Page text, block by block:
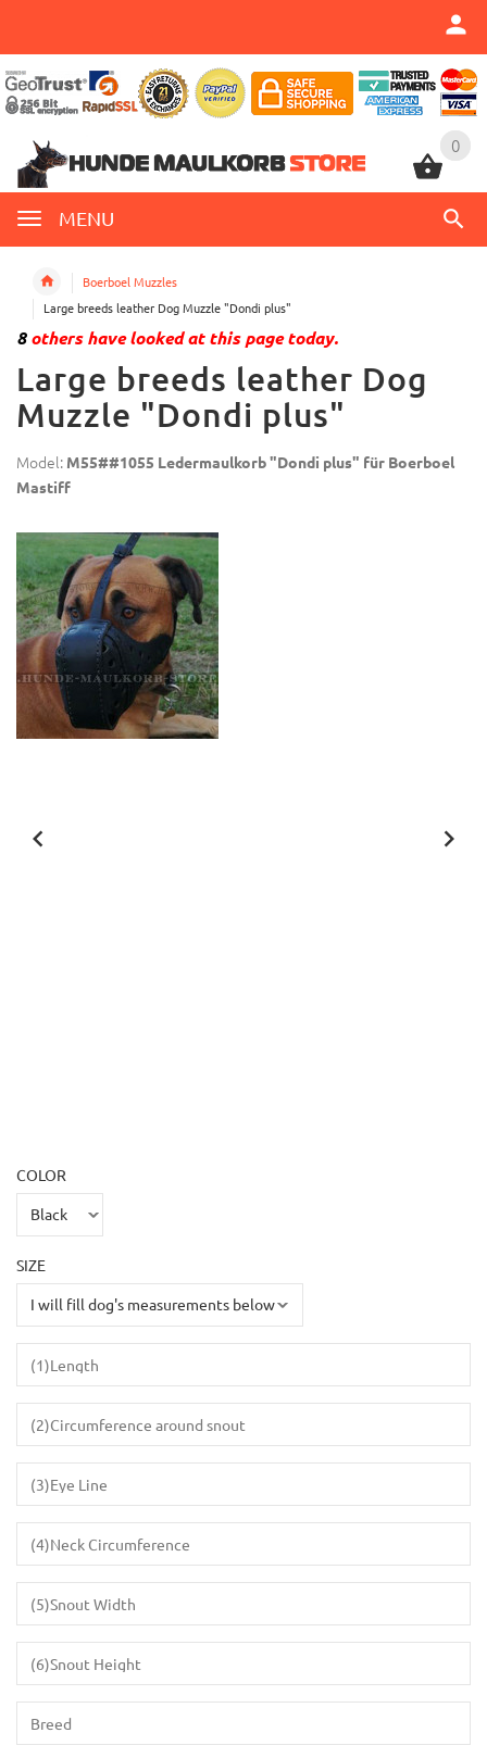
0
MENU
0
Boerboel Muzzles
Large breeds leather Dog Muzzle "Dondi plus"
8others have looked at this page today.
Large breeds leather Dog
Muzzle "Dondi plus"
Model: M55##1055 Ledermaulkorb "Dondi plus" für Boerboel
Mastiff
COLOR
SIZE